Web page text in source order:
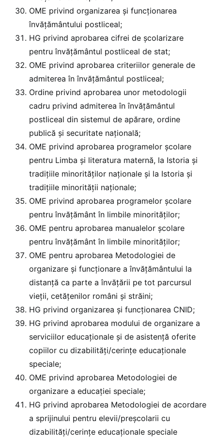
OME privind organizarea și funcționarea
învăţământului postliceal;
HG privind aprobarea cifrei de şcolarizare
pentru învăţământul postliceal de stat;
OME privind aprobarea criteriilor generale de
admiterea în învățământul postliceal;
Ordine privind aprobarea unor metodologii
cadru privind admiterea în învăţământul
postliceal din sistemul de apărare, ordine
publică şi securitate naţională;
OME privind aprobarea programelor școlare
pentru Limba şi literatura maternă, la Istoria şi
tradiţiile minorităţilor naţionale și la Istoria şi
tradiţiile minorităţii naţionale;
OME privind aprobarea programelor școlare
pentru învățământ în limbile minorităților;
OME pentru aprobarea manualelor școlare
pentru învățământ în limbile minorităților;
OME pentru aprobarea Metodologiei de
organizare și funcționare a învățământului la
distanță ca parte a învățării pe tot parcursul
vieții, cetățenilor români și străini;
HG privind organizarea și funcționarea CNID;
HG privind aprobarea modului de organizare a
serviciilor educaţionale şi de asistenţă oferite
copiilor cu dizabilități/cerinţe educaţionale
speciale;
OME privind aprobarea Metodologiei de
organizare a educației speciale;
HG privind aprobarea Metodologiei de acordare
a sprijinului pentru elevii/preșcolarii cu
dizabilități/cerinţe educaţionale speciale